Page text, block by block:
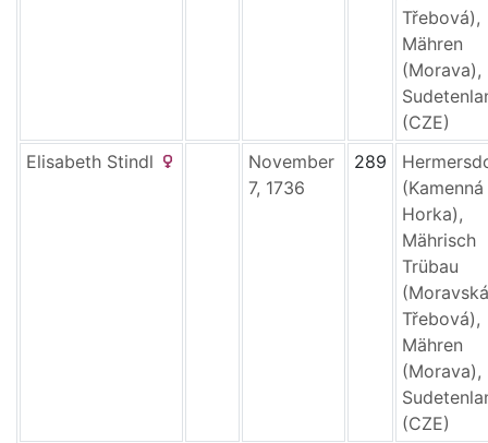
Třebová),
Mähren
(Morava),
(CZE)
Elisabeth Stindl
November
7, 1736
289
(Kamenná
Horka),
Mährisch
Trübau
(Moravská
Třebová),
Mähren
(Morava),
(CZE)